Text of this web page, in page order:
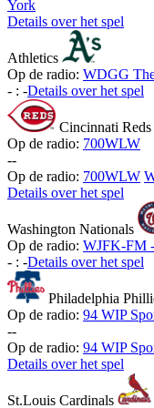
York
Details over het spel
Athletics
Op de radio: WDGG
- : -Details over het spel
Cincinnati Reds
Op de radio: 700WLW
--
Op de radio: 700WLW
Details over het spel
Washington Nationals
Op de radio: WJFK-FM
- : -Details over het spel
Philadelphia
Op de radio: 94 WIP
--
Op de radio: 94 WIP
Details over het spel
St.Louis Cardinals